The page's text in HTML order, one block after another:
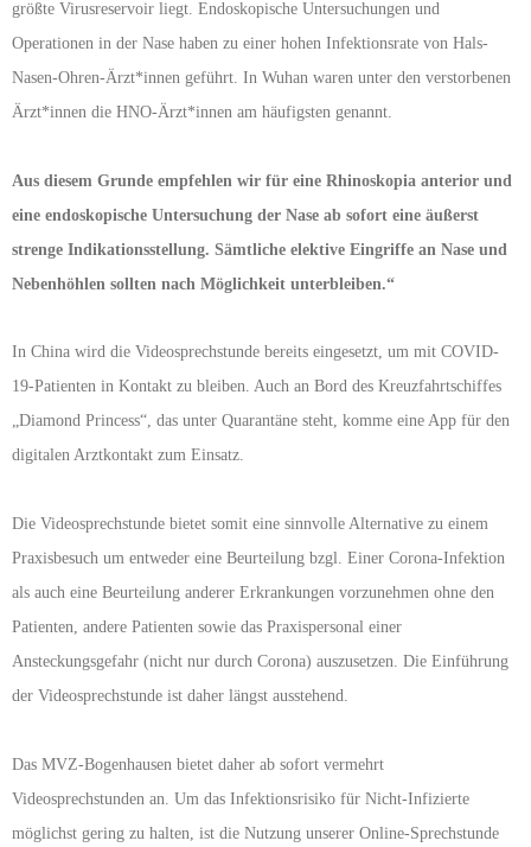
größte Virusreservoir liegt. Endoskopische Untersuchungen und
Operationen in der Nase haben zu einer hohen Infektionsrate von Hals-
Nasen-Ohren-Ärzt*innen geführt. In Wuhan waren unter den verstorbenen
Ärzt*innen die HNO-Ärzt*innen am häufigsten genannt.
Aus diesem Grunde empfehlen wir für eine Rhinoskopia anterior und
eine endoskopische Untersuchung der Nase ab sofort eine äußerst
strenge Indikationsstellung. Sämtliche elektive Eingriffe an Nase und
Nebenhöhlen sollten nach Möglichkeit unterbleiben.“
In China wird die Videosprechstunde bereits eingesetzt, um mit COVID-
19-Patienten in Kontakt zu bleiben. Auch an Bord des Kreuzfahrtschiffes
„Diamond Princess“, das unter Quarantäne steht, komme eine App für den
digitalen Arztkontakt zum Einsatz.
Die Videosprechstunde bietet somit eine sinnvolle Alternative zu einem
Praxisbesuch um entweder eine Beurteilung bzgl. Einer Corona-Infektion
als auch eine Beurteilung anderer Erkrankungen vorzunehmen ohne den
Patienten, andere Patienten sowie das Praxispersonal einer
Ansteckungsgefahr (nicht nur durch Corona) auszusetzen. Die Einführung
der Videosprechstunde ist daher längst ausstehend.
Das MVZ-Bogenhausen bietet daher ab sofort vermehrt
Videosprechstunden an. Um das Infektionsrisiko für Nicht-Infizierte
möglichst gering zu halten, ist die Nutzung unserer Online-Sprechstunde